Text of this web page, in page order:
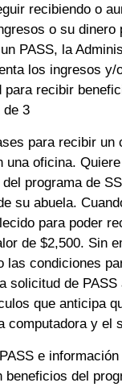
recibiendo o
o su
PASS, la
los ingresos
recibir
de 3
para recibir un
oficina.
programa de
su abuela.
para poder
de $2,500. Sin
las condiciones
solicitud de
que anticipa
computadora y el
e
del